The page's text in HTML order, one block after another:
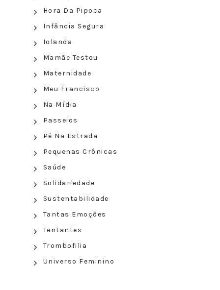
Hora Da Pipoca
Infância Segura
Iolanda
Mamãe Testou
Maternidade
Meu Francisco
Na Mídia
Passeios
Pé Na Estrada
Pequenas Crônicas
Saúde
Solidariedade
Sustentabilidade
Tantas Emoções
Tentantes
Trombofilia
Universo Feminino